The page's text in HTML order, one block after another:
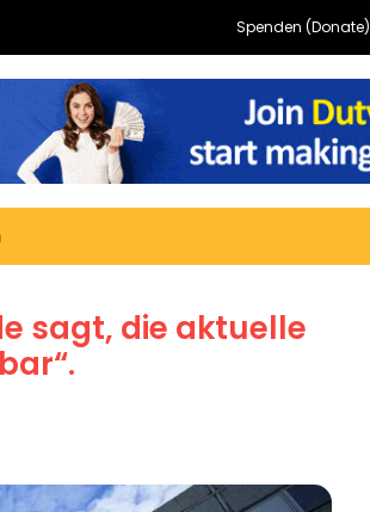
Spenden (Donate)
sagt, die aktuelle